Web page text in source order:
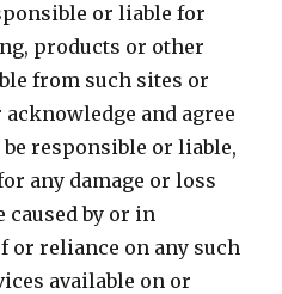
or liable for
products or other
from such sites or
and agree
responsible or liable,
any damage or loss
caused by or in
or reliance on any such
available on or